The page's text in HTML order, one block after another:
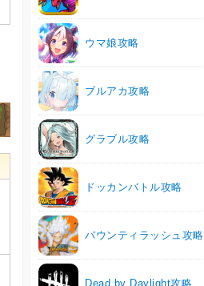
ウマ娘攻略
ブルアカ攻略
グラブル攻略
ドッカンバトル攻略
バウンティラッシュ攻略
Dead by Daylight攻略